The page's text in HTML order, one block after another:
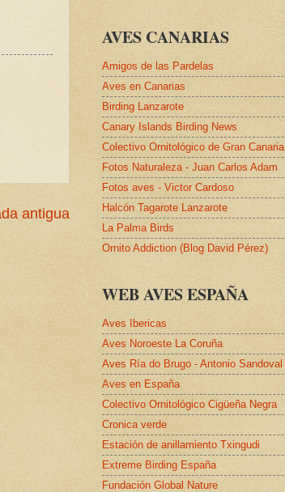
antigua
AVES CANARIAS
Amigos de las Pardelas
Aves en Canarias
Birding Lanzarote
Canary Islands Birding News
Colectivo Ornitológico de Gran Canaria
Fotos Naturaleza - Juan Carlos Adam
Fotos aves - Victor Cardoso
Halcón Tagarote Lanzarote
La Palma Birds
Ornito Addiction (Blog David Pérez)
WEB AVES ESPAÑA
Aves Ibericas
Aves Noroeste La Coruña
Aves Ría do Brugo - Antonio Sandoval
Aves en España
Colectivo Ornitológico Cigüeña Negra
Cronica verde
Estación de anillamiento Txingudi
Extreme Birding España
Fundación Global Nature